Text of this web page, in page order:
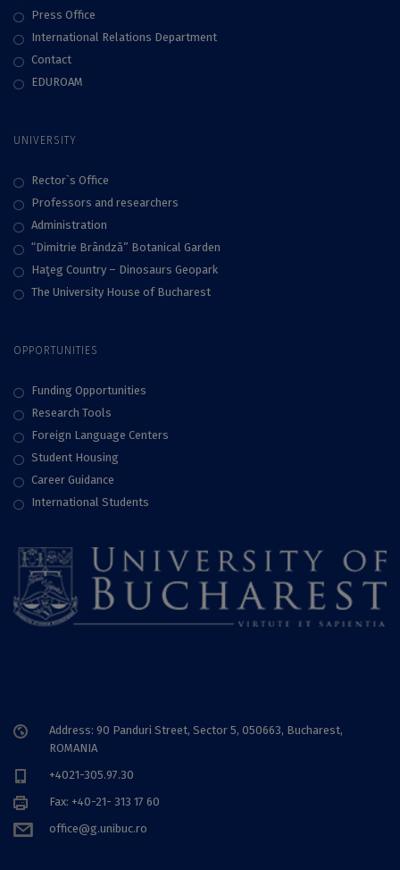
Press Office
International Relations Department
Contact
EDUROAM
UNIVERSITY
Rector`s Office
Professors and researchers
Administration
“Dimitrie Brândză” Botanical Garden
Haţeg Country – Dinosaurs Geopark
The University House of Bucharest
OPPORTUNITIES
Funding Opportunities
Research Tools
Foreign Language Centers
Student Housing
Career Guidance
International Students
Address: 90 Panduri Street, Sector 5, 050663, Bucharest,
ROMANIA
+4021-305.97.30
Fax: +40-21- 313 17 60
office@g.unibuc.ro